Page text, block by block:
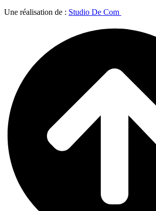
Une réalisation de : Studio De Com